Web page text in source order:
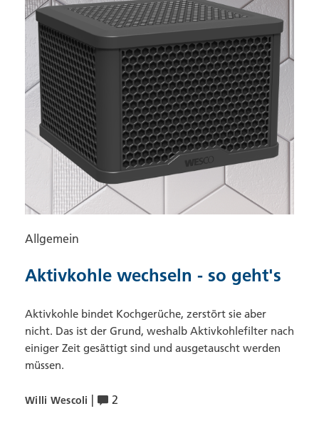
Allgemein
Aktivkohle wechseln - so geht's
Aktivkohle bindet Kochgerüche, zerstört sie aber
nicht. Das ist der Grund, weshalb Aktivkohlefilter nach
einiger Zeit gesättigt sind und ausgetauscht werden
müssen.
Willi Wescoli | 2